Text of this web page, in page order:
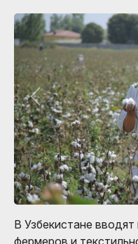
В Узбекистане
фермеров и